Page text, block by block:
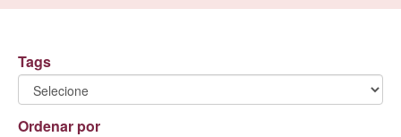
Tags
Ordenar por